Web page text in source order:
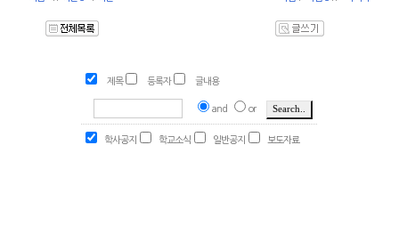
제목 등록자 글내용
and or
학사공지 학교소식 일반공지 보도자료